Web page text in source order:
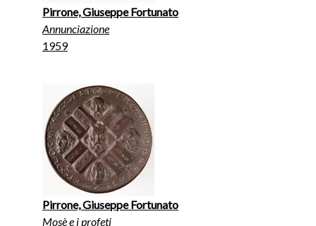
Pirrone, Giuseppe Fortunato
Annunciazione
1959
Pirrone, Giuseppe Fortunato
Mosè e i profeti